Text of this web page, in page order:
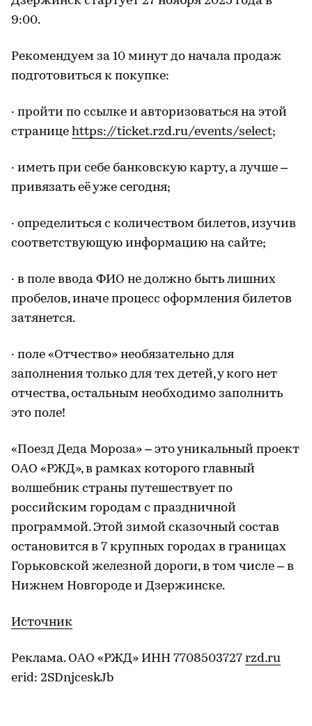
9:00.
Рекомендуем за 10 минут до начала продаж
подготовиться к покупке:
· пройти по ссылке и авторизоваться на этой
странице https://ticket.rzd.ru/events/select;
· иметь при себе банковскую карту, а лучше –
привязать её уже сегодня;
· определиться с количеством билетов, изучив
соответствующую информацию на сайте;
· в поле ввода ФИО не должно быть лишних
пробелов, иначе процесс оформления билетов
затянется.
· поле «Отчество» необязательно для
заполнения только для тех детей, у кого нет
отчества, остальным необходимо заполнить
это поле!
«Поезд Деда Мороза» – это уникальный проект
ОАО «РЖД», в рамках которого главный
волшебник страны путешествует по
российским городам с праздничной
программой. Этой зимой сказочный состав
остановится в 7 крупных городах в границах
Горьковской железной дороги, в том числе – в
Нижнем Новгороде и Дзержинске.
Источник
Реклама. ОАО «РЖД» ИНН 7708503727 rzd.ru
erid: 2SDnjceskJb